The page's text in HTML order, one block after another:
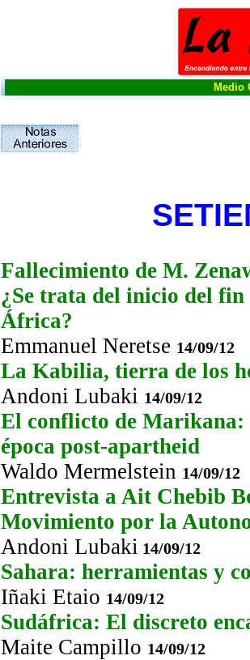
Medio
Fallecimiento de M.
¿Se trata del inicio del
África?
Emmanuel Neretse 14/09/12
La Kabilia, tierra de los
Andoni Lubaki 14/09/12
El conflicto de Marikana:
época post-apartheid
Waldo Mermelstein 14/09/12
Entrevista a Ait Chebib
Movimiento por la
Andoni Lubaki 14/09/12
Sahara: herramientas y
Iñaki Etaio 14/09/12
Sudáfrica: El discreto
Maite Campillo 14/09/12